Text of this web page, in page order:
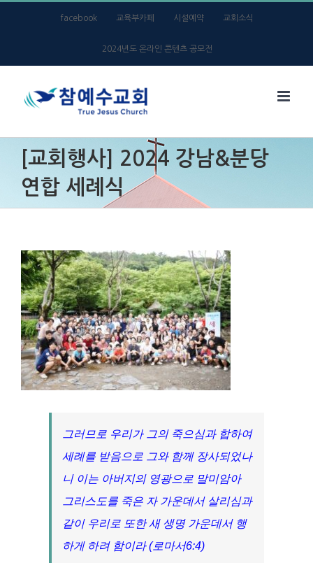
facebook 교육부카페 시설예약 교회소식
2024년도 온라인 콘텐츠 공모전
[교회행사] 2024 강남&분당
연합 세례식
그러므로 우리가 그의 죽으심과 합하여
세례를 받음으로 그와 함께 장사되었나
니 이는 아버지의 영광으로 말미암아
그리스도를 죽은 자 가운데서 살리심과
같이 우리로 또한 새 생명 가운데서 행
하게 하려 함이라 (로마서6:4)